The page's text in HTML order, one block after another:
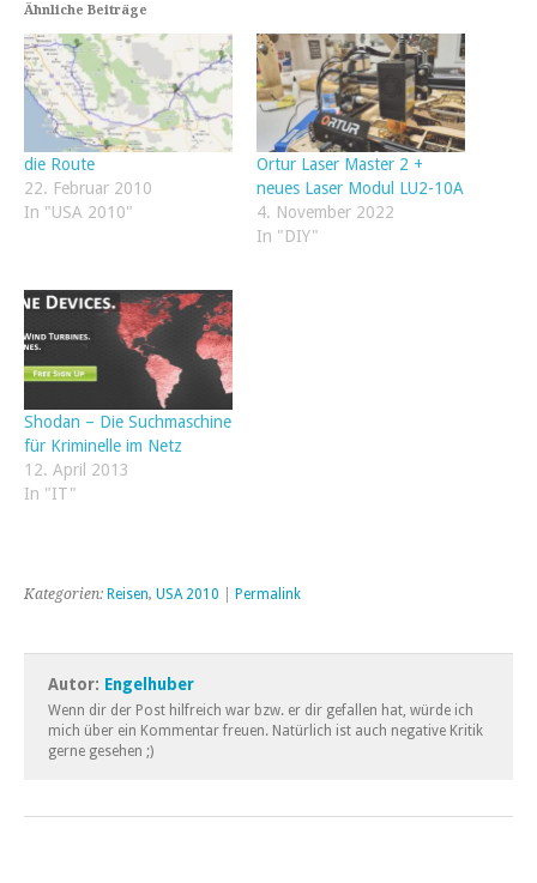
Ähnliche Beiträge
die Route
22. Februar 2010
In "USA 2010"
Ortur Laser Master 2 +
neues Laser Modul LU2-10A
4. November 2022
In "DIY"
Shodan – Die Suchmaschine
für Kriminelle im Netz
12. April 2013
In "IT"
Kategorien: Reisen, USA 2010 Permalink
Autor: Engelhuber
Wenn dir der Post hilfreich war bzw. er dir gefallen hat, würde ich
mich über ein Kommentar freuen. Natürlich ist auch negative Kritik
gerne gesehen ;)